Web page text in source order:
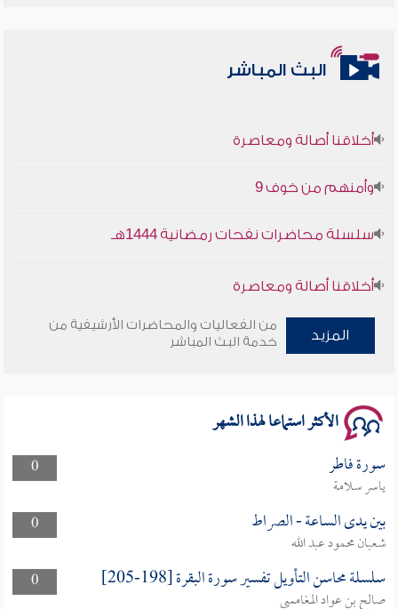
البث المباشر
أخلاقنا أصالة ومعاصرة
وأمنهم من خوف 9
سلسلة محاضرات نفحات رمضانية 1444هـ
أخلاقنا أصالة ومعاصرة
وأمنهم من خوف 9
المزيد
من الفعاليات والمحاضرات الأرشيفية من
خدمة البث المباشر
الأكثر استماعا لهذا الشهر
0 سورة فاطر
ياسر سلامة
0
بين يدى الساعة - الصراط
شعبان محمود عبد الله
0
سلسلة محاسن التأويل تفسير سورة البقرة [198-205]
صالح بن عواد المغامسي